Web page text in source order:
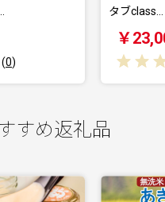
(0)
すめ返礼品